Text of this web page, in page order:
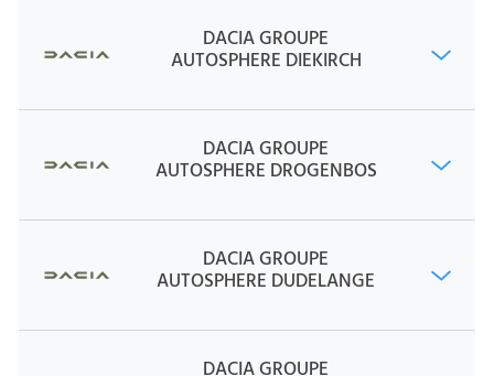
DACIA GROUPE
AUTOSPHERE DIEKIRCH
DACIA GROUPE
AUTOSPHERE DROGENBOS
DACIA GROUPE
AUTOSPHERE DUDELANGE
DACIA GROUPE